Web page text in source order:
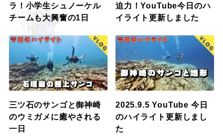
ラ！小学生シュノーケル
チームも大興奮の1日
迫力！YouTube今日のハ
イライト更新しました
三ツ石のサンゴと御神崎
のウミガメに癒やされる
一日
2025.9.5 YouTube 今日
のハイライト更新しまし
た